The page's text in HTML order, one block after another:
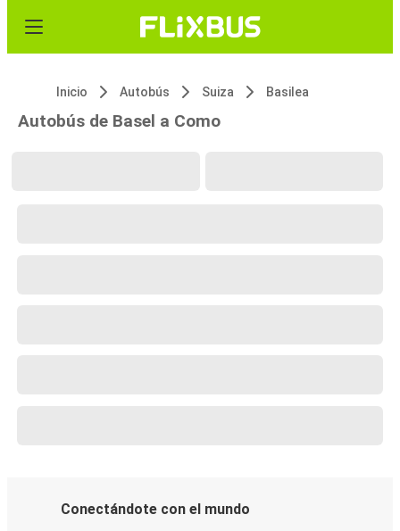
Inicio Autobús Suiza Basilea
Autobús de Basel a Como
Conectándote con el mundo